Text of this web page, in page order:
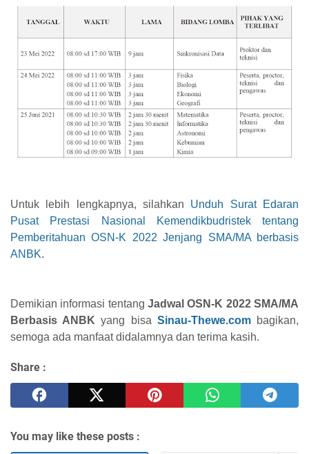
Untuk lebih lengkapnya, silahkan Unduh Surat Edaran
Pusat Prestasi Nasional Kemendikbudristek tentang
Pemberitahuan OSN-K 2022 Jenjang SMA/MA berbasis
ANBK.
Demikian informasi tentang Jadwal OSN-K 2022 SMA/MA
Berbasis ANBK yang bisa Sinau-Thewe.combagikan,
semoga ada manfaat didalamnya dan terima kasih.
Share :
You may like these posts :